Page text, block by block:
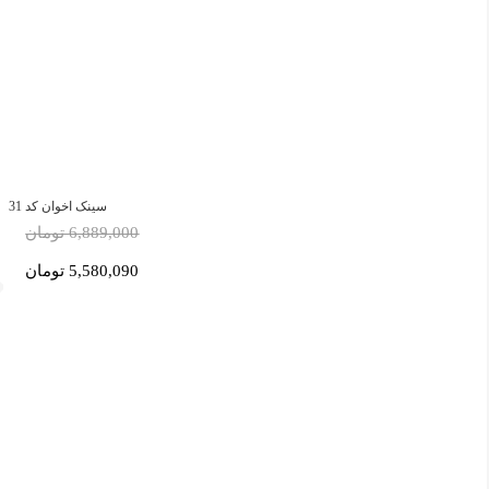
سینک اخوان کد 31
6,889,000 تومان
5,580,090 تومان